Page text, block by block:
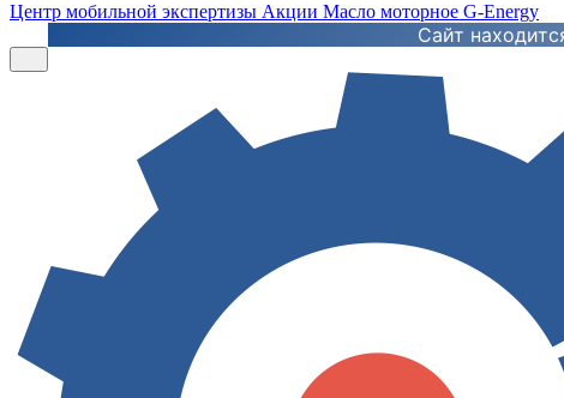
Центр мобильной экспертизы Акции Масло моторное G-Energy
Сайт